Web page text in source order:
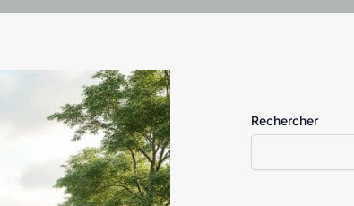
Rechercher